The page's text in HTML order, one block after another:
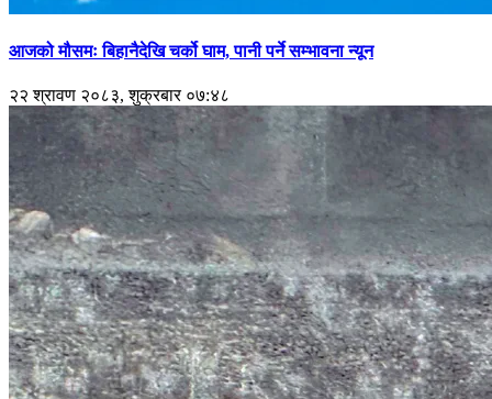
आजको मौसमः बिहानैदेखि चर्को घाम, पानी पर्ने सम्भावना न्यून
२२ श्रावण २०८३, शुक्रबार ०७:४८